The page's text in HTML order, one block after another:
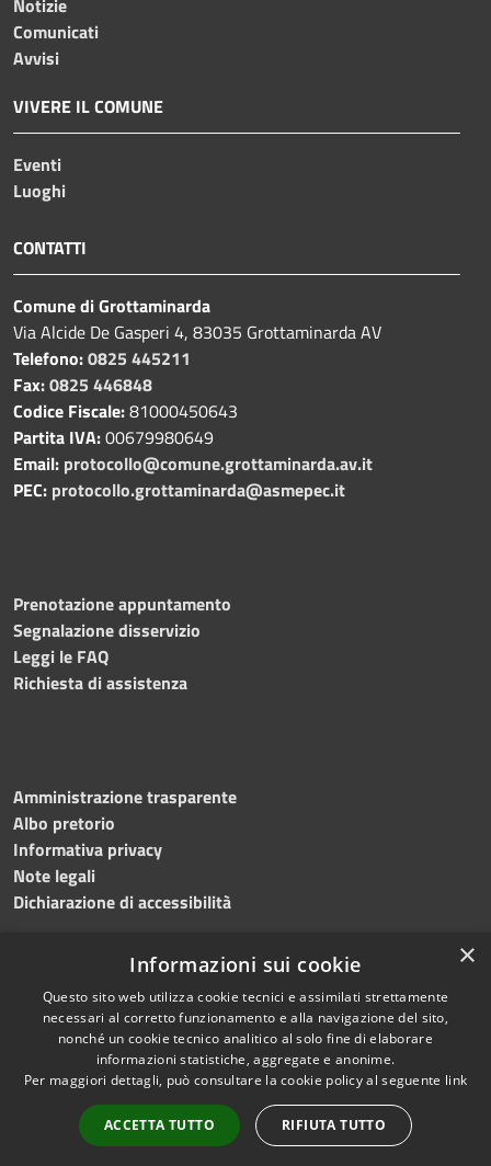
Comunicati
Avvisi
VIVERE IL COMUNE
Eventi
Luoghi
CONTATTI
Comune di Grottaminarda
Via Alcide De Gasperi 4, 83035 Grottaminarda AV
Telefono:0825 445211
Fax:0825 446848
Codice Fiscale:81000450643
Partita IVA:00679980649
Email: protocollo@comune.grottaminarda.av.it
PEC: protocollo.grottaminarda@asmepec.it
Prenotazione appuntamento
Segnalazione disservizio
Leggi le FAQ
Richiesta di assistenza
Amministrazione trasparente
Albo pretorio
Informativa privacy
Note legali
Dichiarazione di accessibilità
RSS
Accessibilità
Cookie
Mappa del sito
Numeri utili
Copyright © 2024 •
Comune diGrottaminarda
• Powered byMunicipium
•Redazione
×
Informazioni sui cookie
Questo sito web utilizza cookie tecnici e assimilati strettamente
necessari al corretto funzionamento e alla navigazione del sito,
nonché un cookie tecnico analitico al solo fine di elaborare
informazioni statistiche, aggregate e anonime.
Per maggiori dettagli, può consultare la cookie policy al seguente link
ACCETTA TUTTO RIFIUTA TUTTO